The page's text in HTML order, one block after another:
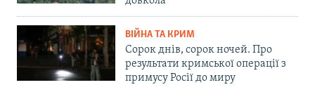
ВІЙНА ТА КРИМ
Сорок днів, сорок ночей. Про
результати кримської операції з
примусу Росії до миру